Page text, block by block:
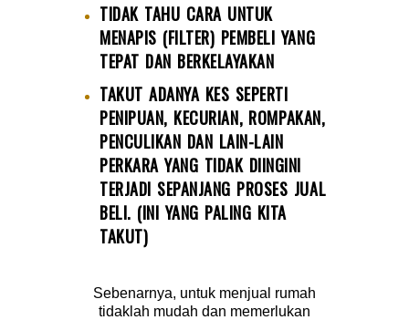
TIDAK TAHU CARA UNTUK
MENAPIS (FILTER) PEMBELI YANG
TEPAT DAN BERKELAYAKAN
TAKUT ADANYA KES SEPERTI
PENIPUAN, KECURIAN, ROMPAKAN,
PENCULIKAN DAN LAIN-LAIN
PERKARA YANG TIDAK DIINGINI
TERJADI SEPANJANG PROSES JUAL
BELI. (INI YANG PALING KITA
TAKUT)
Sebenarnya, untuk menjual rumah
tidaklah mudah dan memerlukan